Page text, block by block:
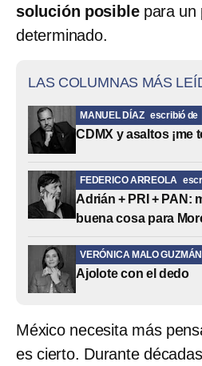
solución posiblepara un
determinado.
LAS COLUMNAS MÁS
MANUEL DÍAZ escribió de
CDMX y asaltos ¡me
FEDERICO ARREOLA
Adrián + PRI + PAN:
buena cosa para
VERÓNICA MALO GUZMÁN
Ajolote con el dedo
México necesita más
es cierto. Durante